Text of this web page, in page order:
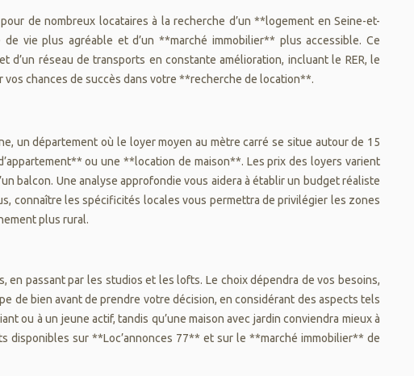
de nombreux locataires à la recherche d’un **logement en Seine-et-
vie plus agréable et d’un **marché immobilier** plus accessible. Ce
réseau de transports en constante amélioration, incluant le RER, le
chances de succès dans votre **recherche de location**.
un département où le loyer moyen au mètre carré se situe autour de 15
ou une **location de maison**. Les prix des loyers varient
balcon. Une analyse approfondie vous aidera à établir un budget réaliste
connaître les spécificités locales vous permettra de privilégier les zones
plus rural.
passant par les studios et les lofts. Le choix dépendra de vos besoins,
de bien avant de prendre votre décision, en considérant des aspects tels
ou à un jeune actif, tandis qu’une maison avec jardin conviendra mieux à
disponibles sur **Loc’annonces 77** et sur le **marché immobilier** de